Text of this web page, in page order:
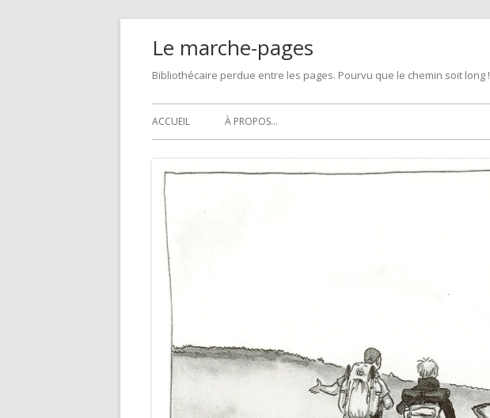
Le marche-pages
Bibliothécaire perdue entre les pages. Pourvu que le chemin soit long !
Primary
ACCUEIL À PROPOS…